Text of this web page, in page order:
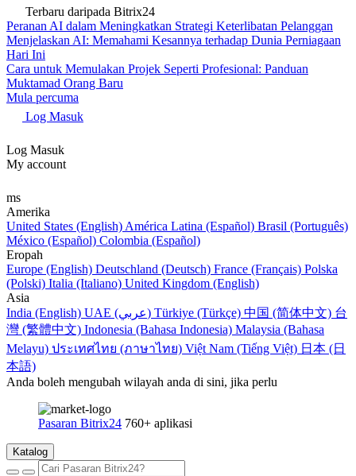
Terbaru daripada Bitrix24
Peranan AI dalam Meningkatkan Strategi Keterlibatan Pelanggan
Menjelaskan AI: Memahami Kesannya terhadap Dunia Perniagaan
Hari Ini
Cara untuk Memulakan Projek Seperti Profesional: Panduan
Muktamad Orang Baru
Mula percuma
Log Masuk
Log Masuk
My account
ms
Amerika
United States (English) América Latina (Español) Brasil (Português)
México (Español) Colombia (Español)
Eropah
Europe (English) Deutschland (Deutsch) France (Français) Polska
(Polski) Italia (Italiano) United Kingdom (English)
Asia
India (English)
UAE (عربي) Türkiye (Türkçe) 中国 (简体中文) 台
灣 (繁體中文) Indonesia (Bahasa Indonesia) Malaysia (Bahasa
Melayu) ประเทศไทย (ภาษาไทย) Việt Nam (Tiếng Việt) 日本 (日
本語)
Anda boleh mengubah wilayah anda di sini, jika perlu
Pasaran Bitrix24 760+ aplikasi
Katalog